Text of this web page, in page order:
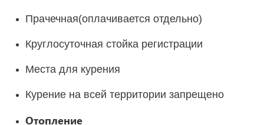
Прачечная(оплачивается отдельно)
Круглосуточная стойка регистрации
Места для курения
Курение на всей территории запрещено
Отопление